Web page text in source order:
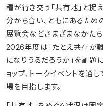
種が行き交う「共有地」と捉
分かち合い、ともにあるため
展覧会などさまざまなかたち
2026年度は「たとえ共存が
になりうるだろうか」を副題
ョップ、トークイベントを通
場を目指します。